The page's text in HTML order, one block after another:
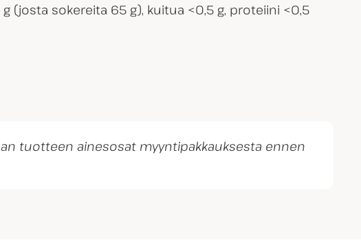
(josta sokereita 65 g), kuitua <0,5 g, proteiini <0,5
tuotteen ainesosat myyntipakkauksesta ennen